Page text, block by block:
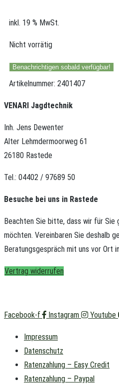
inkl. 19 % MwSt.
Nicht vorrätig
Benachrichtigen sobald verfügbar!
Artikelnummer: 2401407
VENARI Jagdtechnik
Inh. Jens Dewenter
Alter Lehmdermoorweg 61
26180 Rastede
Tel.: 04402 / 97689 50
Besuche bei uns in Rastede
Beachten Sie bitte, dass wir für Sie
möchten. Vereinbaren Sie deshalb
Beratungsgespräch mit uns vor Ort
Vertrag widerrufen
Facebook-f Instagram Youtube
Impressum
Datenschutz
Ratenzahlung – Easy Credit
Ratenzahlung – Paypal